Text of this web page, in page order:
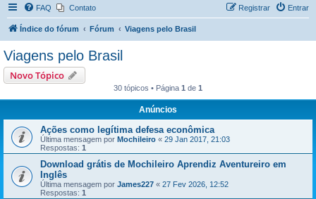
FAQ Contato Entrar
Registrar
Índice do fórum Fórum Viagens pelo Brasil
Viagens pelo Brasil
Novo Tópico
30 tópicos • Página 1 de 1
Anúncios
Ações como legítima defesa econômica
Última mensagem por Mochileiro « 29 Jan 2017, 21:03
Respostas: 1
Download grátis de Mochileiro Aprendiz Aventureiro em
Inglês
Última mensagem por James227 « 27 Fev 2026, 12:52
Respostas: 1